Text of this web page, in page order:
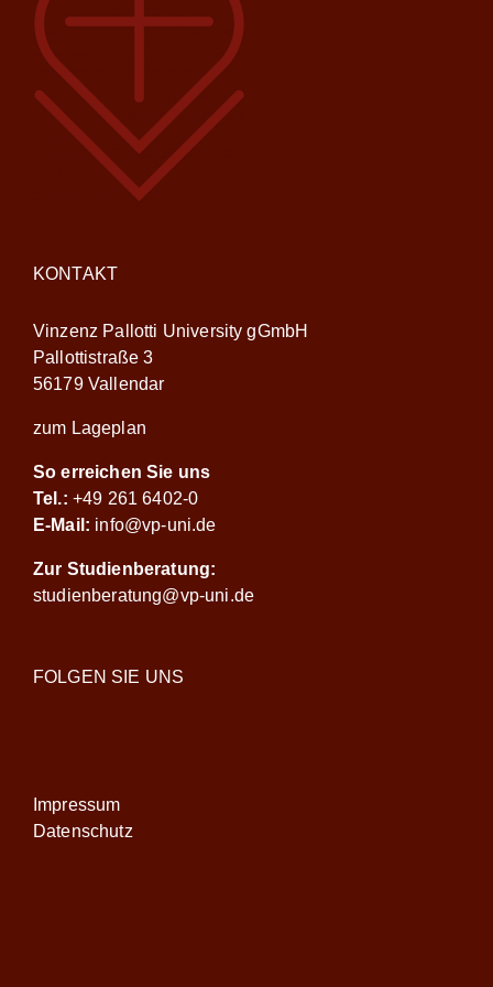
KONTAKT
Vinzenz Pallotti University gGmbH
Pallottistraße 3
56179 Vallendar
zum Lageplan
So erreichen Sie uns
Tel.: +49 261 6402-0
E-Mail: info@vp-uni.de
Zur Studienberatung:
studienberatung@vp-uni.de
FOLGEN SIE UNS
Impressum
Datenschutz